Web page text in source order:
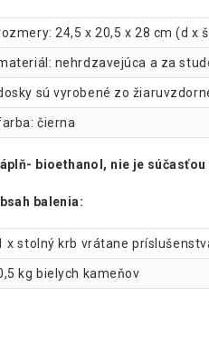
24,5 x 20,5 x 28 cm (d x
nehrdzavejúca a za
sú vyrobené zo
čierna
bioethanol, nie je
balenia:
x stolný krb vrátane
kg bielych kameňov